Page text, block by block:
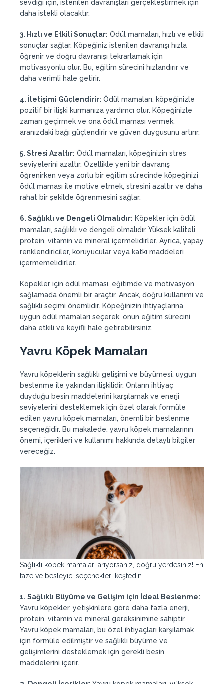
sevdiği için, istenilen davranışları gerçekleştirmek için
daha istekli olacaktır.
3. Hızlı ve Etkili Sonuçlar: Ödül mamaları, hızlı ve etkili
sonuçlar sağlar. Köpeğiniz istenilen davranışı hızla
öğrenir ve doğru davranışı tekrarlamak için
motivasyonlu olur. Bu, eğitim sürecini hızlandırır ve
daha verimli hale getirir.
4. İletişimi Güçlendirir: Ödül mamaları, köpeğinizle
pozitif bir ilişki kurmanıza yardımcı olur. Köpeğinizle
zaman geçirmek ve ona ödül maması vermek,
aranızdaki bağı güçlendirir ve güven duygusunu artırır.
5. Stresi Azaltır: Ödül mamaları, köpeğinizin stres
seviyelerini azaltır. Özellikle yeni bir davranış
öğrenirken veya zorlu bir eğitim sürecinde köpeğinizi
ödül maması ile motive etmek, stresini azaltır ve daha
rahat bir şekilde öğrenmesini sağlar.
6. Sağlıklı ve Dengeli Olmalıdır: Köpekler için ödül
mamaları, sağlıklı ve dengeli olmalıdır. Yüksek kaliteli
protein, vitamin ve mineral içermelidirler. Ayrıca, yapay
renklendiriciler, koruyucular veya katkı maddeleri
içermemelidirler.
Köpekler için ödül maması, eğitimde ve motivasyon
sağlamada önemli bir araçtır. Ancak, doğru kullanımı ve
sağlıklı seçimi önemlidir. Köpeğinizin ihtiyaçlarına
uygun ödül mamaları seçerek, onun eğitim sürecini
daha etkili ve keyifli hale getirebilirsiniz.
Yavru Köpek Mamaları
Yavru köpeklerin sağlıklı gelişimi ve büyümesi, uygun
beslenme ile yakından ilişkilidir. Onların ihtiyaç
duyduğu besin maddelerini karşılamak ve enerji
seviyelerini desteklemek için özel olarak formüle
edilen yavru köpek mamaları, önemli bir beslenme
seçeneğidir. Bu makalede, yavru köpek mamalarının
önemi, içerikleri ve kullanımı hakkında detaylı bilgiler
vereceğiz.
Sağlıklı köpek mamaları arıyorsanız, doğru yerdesiniz! En
taze ve besleyici seçenekleri keşfedin.
1. Sağlıklı Büyüme ve Gelişim için İdeal Beslenme:
Yavru köpekler, yetişkinlere göre daha fazla enerji,
protein, vitamin ve mineral gereksinimine sahiptir.
Yavru köpek mamaları, bu özel ihtiyaçları karşılamak
için formüle edilmiştir ve sağlıklı büyüme ve
gelişimlerini desteklemek için gerekli besin
maddelerini içerir.